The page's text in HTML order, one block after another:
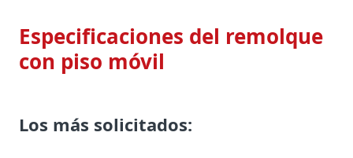
Especificaciones del remolque
con piso móvil
Los más solicitados: